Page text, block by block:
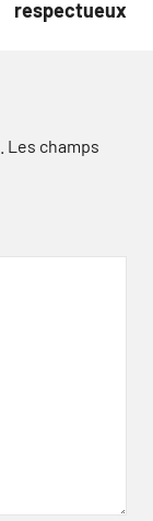
respectueux
Les champs